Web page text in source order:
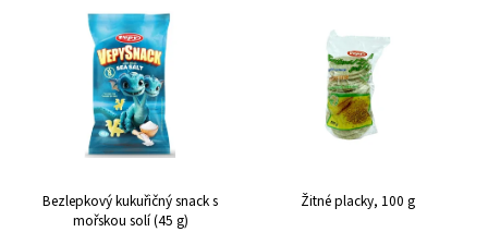
Nejlevnější
Nejdražší
Abecedně
Bezlepkový kukuřičný snack s
mořskou solí (45 g)
Žitné placky, 100 g